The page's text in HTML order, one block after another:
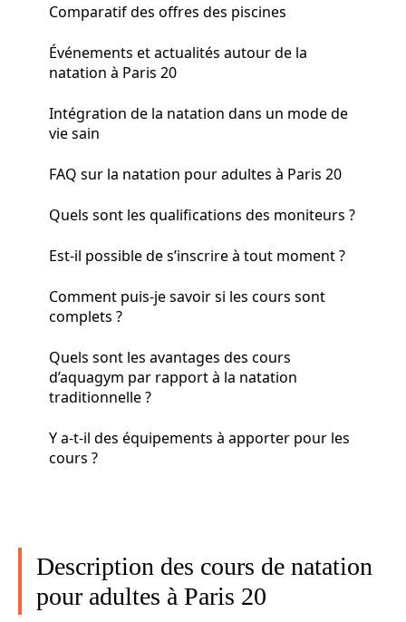
Comparatif des offres des piscines
Événements et actualités autour de la
natation à Paris 20
Intégration de la natation dans un mode de
vie sain
FAQ sur la natation pour adultes à Paris 20
Quels sont les qualifications des moniteurs ?
Est-il possible de s’inscrire à tout moment ?
Comment puis-je savoir si les cours sont
complets ?
Quels sont les avantages des cours
d’aquagym par rapport à la natation
traditionnelle ?
Y a-t-il des équipements à apporter pour les
cours ?
Description des cours de natation
pour adultes à Paris 20